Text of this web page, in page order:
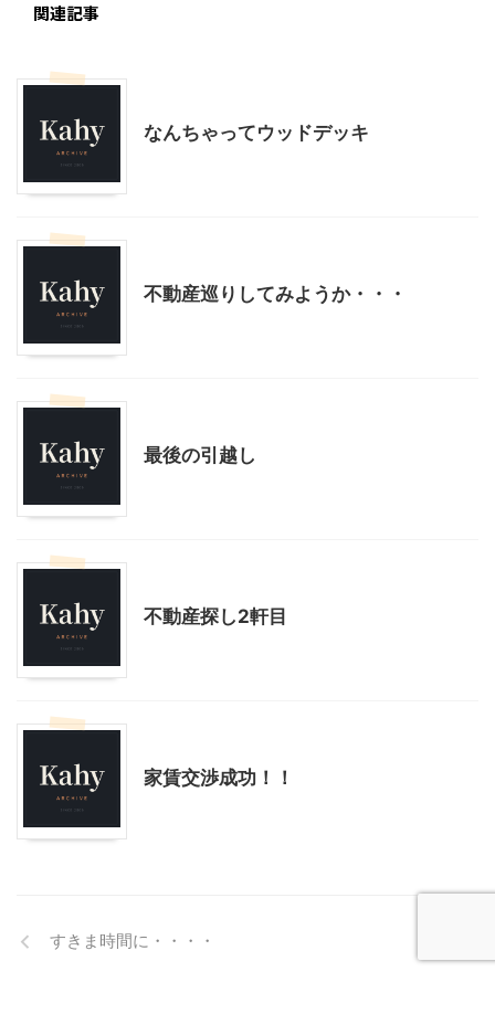
関連記事
なんちゃってウッドデッキ
不動産巡りしてみようか・・・
最後の引越し
不動産探し2軒目
家賃交渉成功！！
すきま時間に・・・・